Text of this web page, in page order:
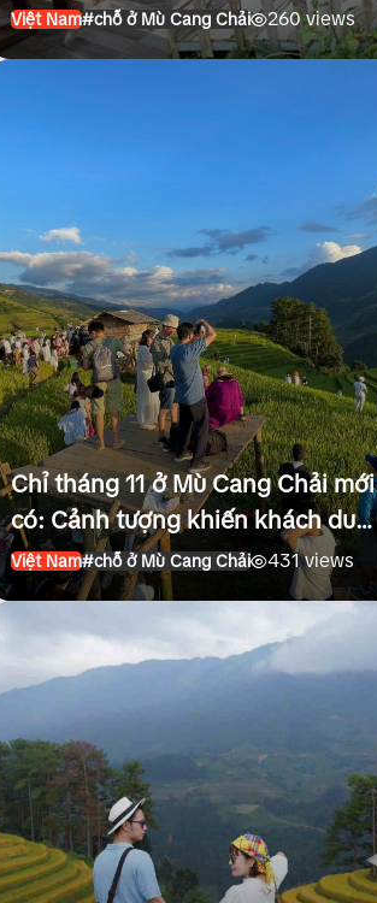
bản địa?
Việt Nam#chỗ ở Mù Cang Chải 260 views
Chỉ tháng 11 ở Mù Cang Chải mới
có: Cảnh tượng khiến khách du
lịch đứng lặng người
Việt Nam#chỗ ở Mù Cang Chải 431 views